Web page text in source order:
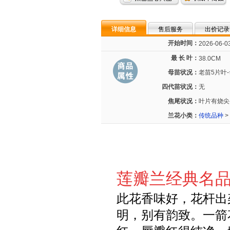
详细信息 售后服务
出价记录
开始时间： 2026-06-
最 长 叶： 38.0CM
母苗状况： 老苗5片叶
四代苗状况： 无
焦尾状况： 叶片有烧
兰花小类： 传统品种 >
莲瓣兰经典名
此花香味好，花杆
明，别有韵致。一